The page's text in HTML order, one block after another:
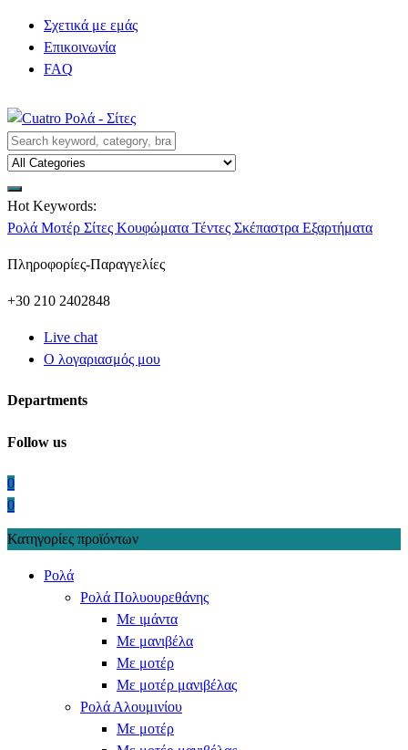
Σχετικά με εμάς
Επικοινωνία
FAQ
Hot Keywords:
Ρολά Μοτέρ Σίτες Κουφώματα Τέντες Σκέπαστρα Εξαρτήματα
Πληροφορίες-Παραγγελίες
+30 210 2402848
Live chat
Ο λογαριασμός μου
Departments
Follow us
0
0
Κατηγορίες προϊόντων
Ρολά
Ρολά Πολυουρεθάνης
Με ιμάντα
Με μανιβέλα
Με μοτέρ
Με μοτέρ μανιβέλας
Ρολά Αλουμινίου
Με μοτέρ